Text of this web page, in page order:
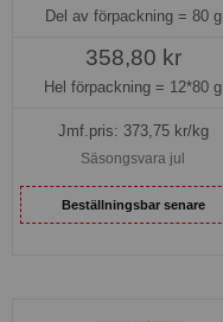
Del av förpackning = 80 g
358,80 kr
Hel förpackning = 12*80 g
Jmf.pris: 373,75kr/kg
Säsongsvara jul
Beställningsbar senare